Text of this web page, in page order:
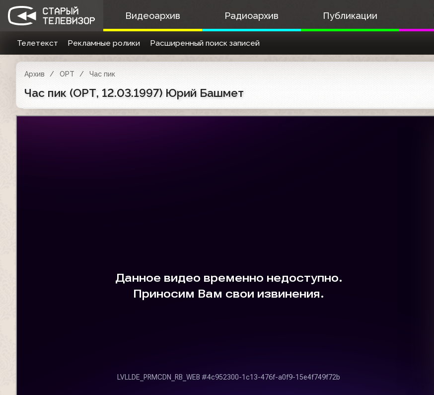
Видеоархив Радиоархив Публикации
Телетекст Рекламные ролики Расширенный поиск записей
Архив ОРТ Час пик
Час пик (ОРТ, 12.03.1997) Юрий Башмет